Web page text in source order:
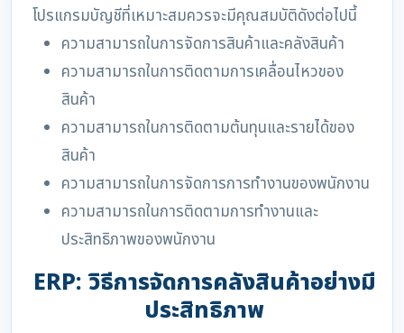
โปรแกรมบัญชีที่เหมาะสมควรจะมีคุณสมบัติดังต่อไปนี้
ความสามารถในการจัดการสินค้าและคลังสินค้า
ความสามารถในการติดตามการเคลื่อนไหวของ
สินค้า
ความสามารถในการติดตามต้นทุนและรายได้ของ
สินค้า
ความสามารถในการจัดการการทำงานของพนักงาน
ความสามารถในการติดตามการทำงานและ
ประสิทธิภาพของพนักงาน
ERP: วิธีการจัดการคลังสินค้าอย่างมี
ประสิทธิภาพ